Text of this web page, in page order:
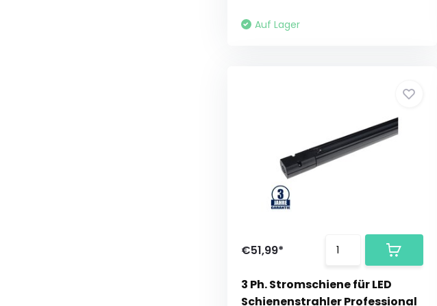
Auf Lager
€51,99*
3 Ph. Stromschiene für LED
Schienenstrahler Professional